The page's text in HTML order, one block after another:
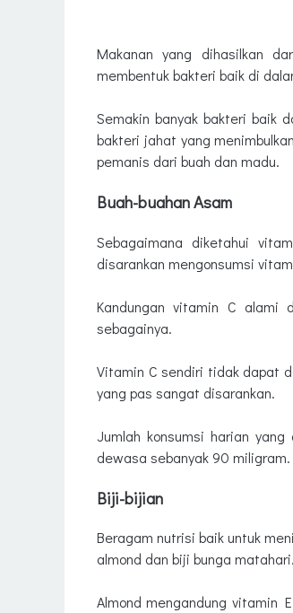
Makanan yang dihasilkan
membentuk bakteri baik di
Semakin banyak bakteri baik
bakteri jahat yang
pemanis dari buah dan madu.
Buah-buahan Asam
Sebagaimana diketahui
disarankan mengonsumsi
Kandungan vitamin C alami
sebagainya.
Vitamin C sendiri tidak dapat
yang pas sangat disarankan.
Jumlah konsumsi harian
dewasa sebanyak 90 miligram.
Biji-bijian
Beragam nutrisi baik untuk
almond dan biji bunga matahari.
Almond mengandung vitamin